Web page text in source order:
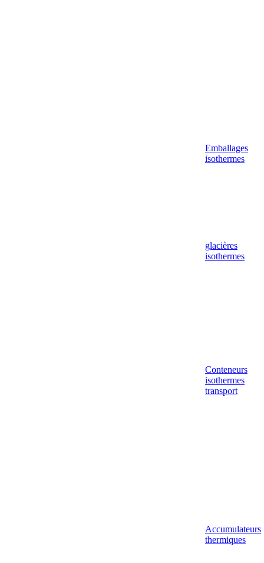
Emballages
isothermes
glacières
isothermes
Conteneurs
isothermes
transport
Accumulateurs
thermiques